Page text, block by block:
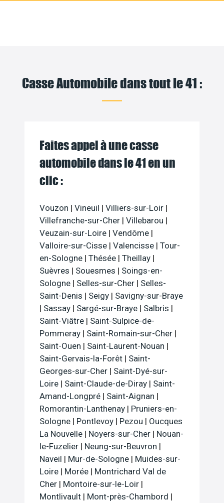
Casse Automobile dans tout le 41 :
Faites appel à une casse
automobile dans le 41 en un
clic :
Vouzon | Vineuil | Villiers-sur-Loir |
Villefranche-sur-Cher | Villebarou |
Veuzain-sur-Loire | Vendôme |
Valloire-sur-Cisse | Valencisse | Tour-
en-Sologne | Thésée | Theillay |
Suèvres | Souesmes | Soings-en-
Sologne | Selles-sur-Cher | Selles-
Saint-Denis | Seigy | Savigny-sur-Braye
| Sassay | Sargé-sur-Braye | Salbris |
Saint-Viâtre | Saint-Sulpice-de-
Pommeray | Saint-Romain-sur-Cher |
Saint-Ouen | Saint-Laurent-Nouan |
Saint-Gervais-la-Forêt | Saint-
Georges-sur-Cher | Saint-Dyé-sur-
Loire | Saint-Claude-de-Diray | Saint-
Amand-Longpré | Saint-Aignan |
Romorantin-Lanthenay | Pruniers-en-
Sologne | Pontlevoy | Pezou | Oucques
La Nouvelle | Noyers-sur-Cher | Nouan-
le-Fuzelier | Neung-sur-Beuvron |
Naveil | Mur-de-Sologne | Muides-sur-
Loire | Morée | Montrichard Val de
Cher | Montoire-sur-le-Loir |
Montlivault | Mont-près-Chambord |